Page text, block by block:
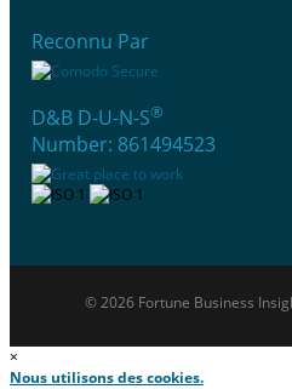
Reconnu Par
D&B D-U-N-S®
Number: 861494523
© 2026 Fortune Business
×
Nous utilisons des cookies.